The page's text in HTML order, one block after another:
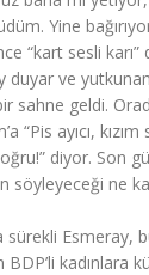
Yine
“kart sesli
ve
sahne geldi.
“Pis ayıcı,
diyor. Son
söyleyeceği ne
Esmeray,
BDP’li kadınlara